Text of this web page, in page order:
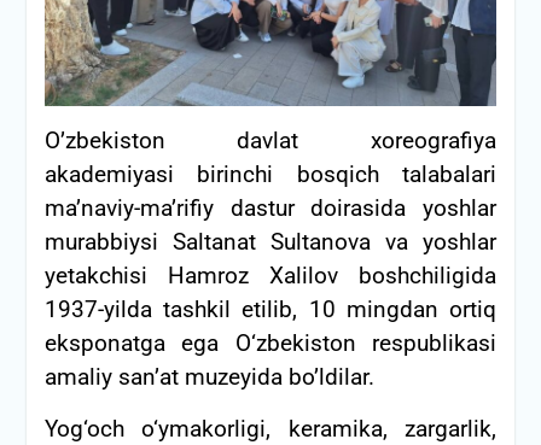
O’zbekiston davlat xoreografiya
akademiyasi birinchi bosqich talabalari
ma’naviy-ma’rifiy dastur doirasida yoshlar
murabbiysi Saltanat Sultanova va yoshlar
yetakchisi Hamroz Xalilov boshchiligida
1937-yilda tashkil etilib, 10 mingdan ortiq
eksponatga ega O‘zbekiston respublikasi
amaliy san’at muzeyida bo’ldilar.
Yog‘och o‘ymakorligi, keramika, zargarlik,